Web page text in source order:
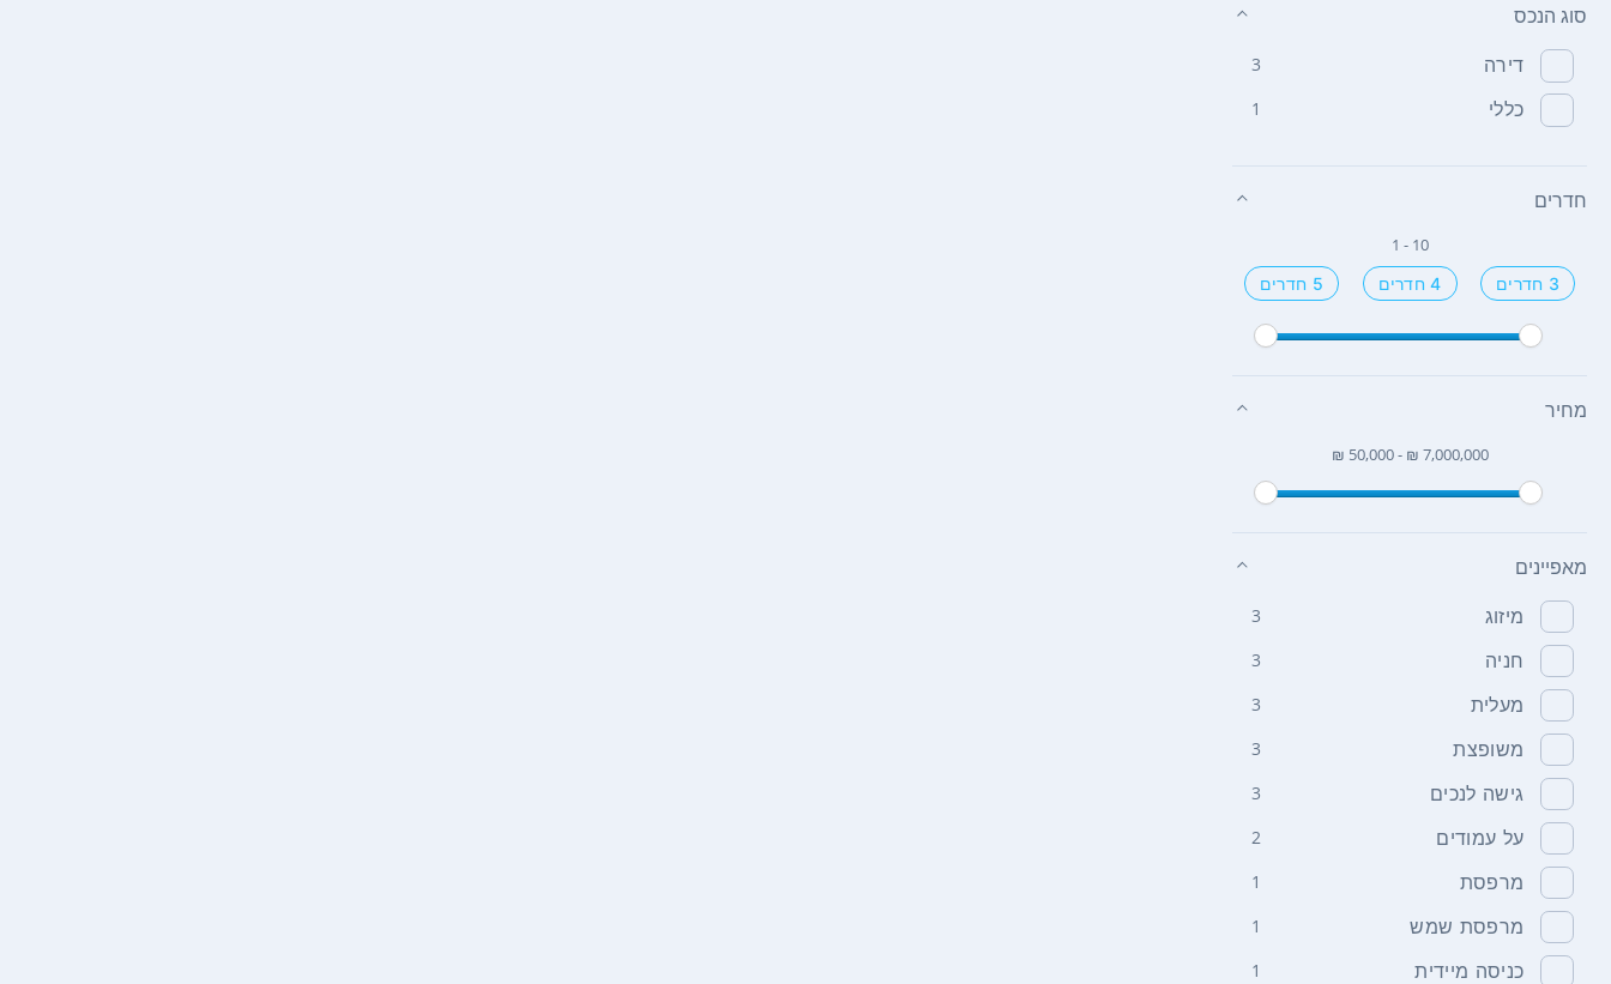
סוג הנכס
דירה 3
כללי 1
חדרים
1 - 10
3 חדרים 4 חדרים 5 חדרים
מחיר
₪ 50,000 - ₪ 7,000,000
מאפיינים
מיזוג 3
חניה 3
מעלית 3
משופצת 3
גישה לנכים 3
על עמודים 2
מרפסת 1
מרפסת שמש 1
כניסה מיידית 1